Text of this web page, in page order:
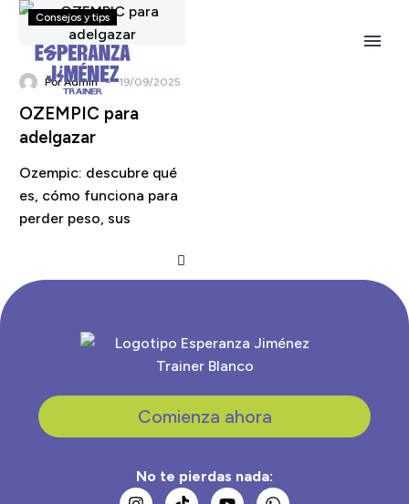
Consejos y tips
PorAdmin - 19/09/2025
OZEMPIC para
adelgazar
Ozempic: descubre qué
es, cómo funciona para
perder peso, sus
si realmente merece la
Comienza ahora
No te pierdas nada: